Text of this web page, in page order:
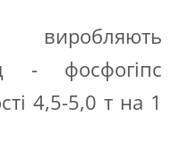
- фосфогіпс
4,5-5,0 т на 1